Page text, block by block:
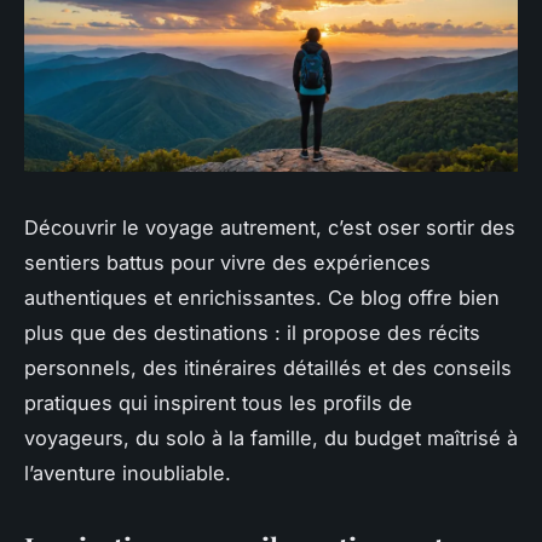
Découvrir le voyage autrement, c’est oser sortir des
sentiers battus pour vivre des expériences
authentiques et enrichissantes. Ce blog offre bien
plus que des destinations : il propose des récits
personnels, des itinéraires détaillés et des conseils
pratiques qui inspirent tous les profils de
voyageurs, du solo à la famille, du budget maîtrisé à
l’aventure inoubliable.